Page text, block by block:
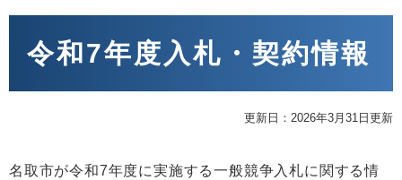
令和7年度入札・契約情報
更新日：2026年3月31日更新
名取市が令和7年度に実施する一般競争入札に関する情